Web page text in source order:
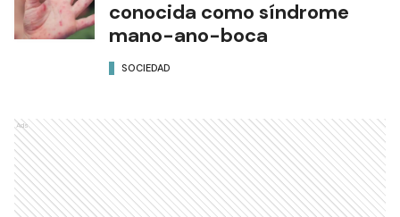
conocida como síndrome
mano-ano-boca
SOCIEDAD
Ads